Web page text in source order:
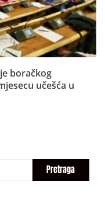
boračkog
učešća u